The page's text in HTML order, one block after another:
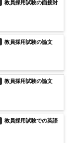
教員採用試験の面接対
教員採用試験の論文
教員採用試験の論文
教員採用試験での英語